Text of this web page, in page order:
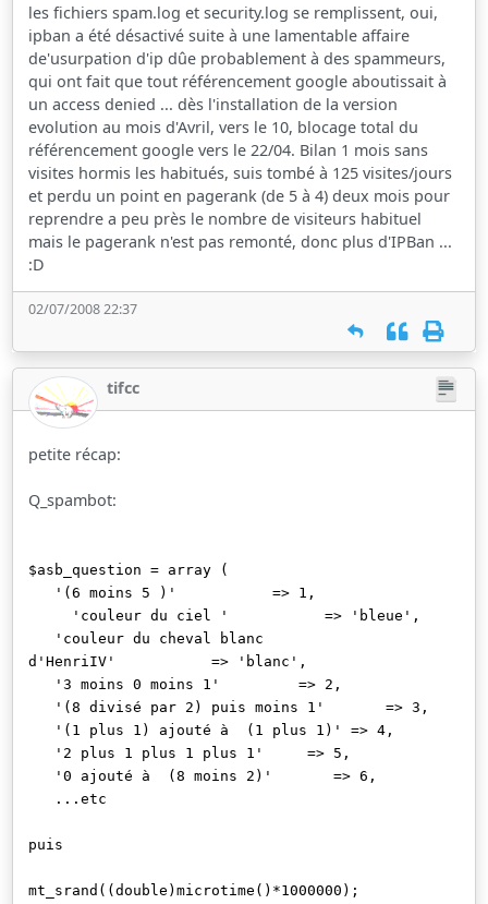
les fichiers spam.log et security.log se remplissent, oui,
ipban a été désactivé suite à une lamentable affaire
de'usurpation d'ip dûe probablement à des spammeurs,
qui ont fait que tout référencement google aboutissait à
un access denied ... dès l'installation de la version
evolution au mois d'Avril, vers le 10, blocage total du
référencement google vers le 22/04. Bilan 1 mois sans
visites hormis les habitués, suis tombé à 125 visites/jours
et perdu un point en pagerank (de 5 à 4) deux mois pour
reprendre a peu près le nombre de visiteurs habituel
mais le pagerank n'est pas remonté, donc plus d'IPBan ...
:D
02/07/2008 22:37
tifcc
petite récap:
Q_spambot:
$asb_question = array (
'(6 moins 5 )' => 1,
'couleur du ciel ' => 'bleue',
'couleur du cheval blanc
d'HenriIV' => 'blanc',
'3 moins 0 moins 1' => 2,
'(8 divisé par 2) puis moins 1' => 3,
'(1 plus 1) ajouté à (1 plus 1)' => 4,
'2 plus 1 plus 1 plus 1' => 5,
'0 ajouté à (8 moins 2)' => 6,
...etc
puis
mt_srand((double)microtime()*1000000);